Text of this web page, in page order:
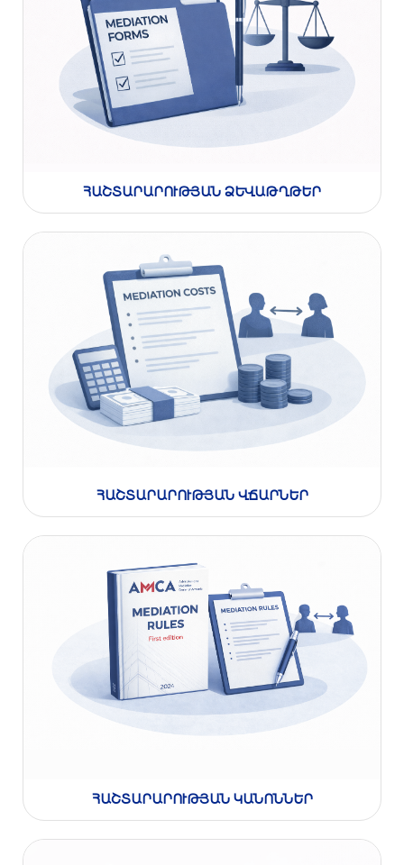
ՀԱՇՏԱՐԱՐՈՒԹՅԱՆ ՁԵՎԱԹՂԹԵՐ
ՀԱՇՏԱՐԱՐՈՒԹՅԱՆ ՎՃԱՐՆԵՐ
ՀԱՇՏԱՐԱՐՈՒԹՅԱՆ ԿԱՆՈՆՆԵՐ